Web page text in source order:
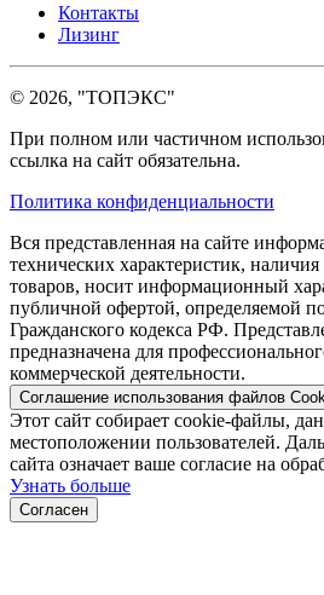
Контакты
Лизинг
© 2026, "ТОПЭКС"
При полном или частичном
ссылка на сайт обязательна.
Политика конфиденциальности
Вся представленная на сайте
технических характеристик,
товаров, носит информационный
публичной офертой, определяемой
Гражданского кодекса РФ.
предназначена для
коммерческой деятельности.
Соглашение использования файлов
Этот сайт собирает cookie-файлы,
местоположении пользователей.
сайта означает ваше согласие на
Узнать больше
Согласен